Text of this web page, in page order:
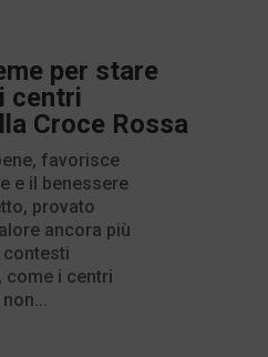
per stare
centri
Croce Rossa
favorisce
e il benessere
provato
ancora più
contesti
come i centri